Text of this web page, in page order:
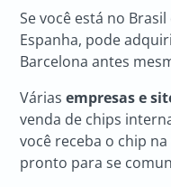
Se você está no
Espanha, pode
Barcelona antes
Váriasempresas e
venda de chips
você receba o chip
pronto para se